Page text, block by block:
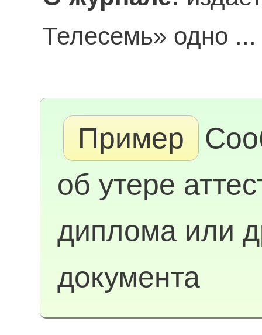
Телесемь» одно
Пример
об утере
диплома или
документа